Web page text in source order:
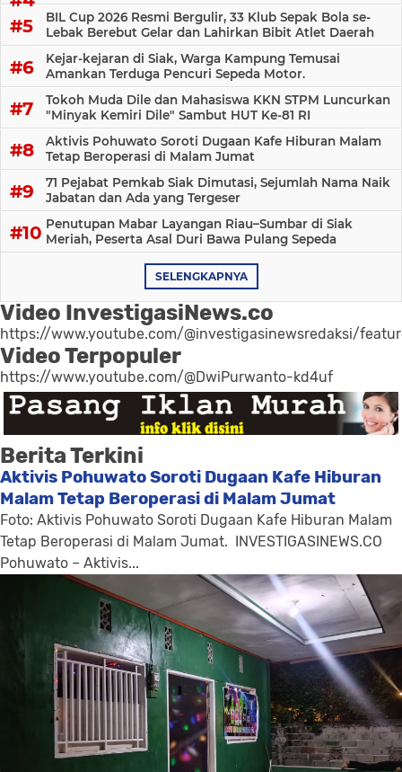
BIL Cup 2026 Resmi Bergulir, 33 Klub Sepak Bola se-
Lebak Berebut Gelar dan Lahirkan Bibit Atlet Daerah
Kejar-kejaran di Siak, Warga Kampung Temusai
Amankan Terduga Pencuri Sepeda Motor.
Tokoh Muda Dile dan Mahasiswa KKN STPM Luncurkan
"Minyak Kemiri Dile" Sambut HUT Ke-81 RI
Aktivis Pohuwato Soroti Dugaan Kafe Hiburan Malam
Tetap Beroperasi di Malam Jumat
71 Pejabat Pemkab Siak Dimutasi, Sejumlah Nama Naik
Jabatan dan Ada yang Tergeser
Penutupan Mabar Layangan Riau–Sumbar di Siak
Meriah, Peserta Asal Duri Bawa Pulang Sepeda
SELENGKAPNYA
Video InvestigasiNews.co
https://www.youtube.com/@investigasinewsredaksi/
Video Terpopuler
https://www.youtube.com/@DwiPurwanto-kd4uf
Berita Terkini
Aktivis Pohuwato Soroti Dugaan Kafe Hiburan
Malam Tetap Beroperasi di Malam Jumat
Foto: Aktivis Pohuwato Soroti Dugaan Kafe Hiburan Malam
Tetap Beroperasi di Malam Jumat. INVESTIGASINEWS.CO
Pohuwato – Aktivis...